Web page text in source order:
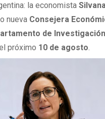
la economista
nueva Consejera
de
próximo 10 de agosto.